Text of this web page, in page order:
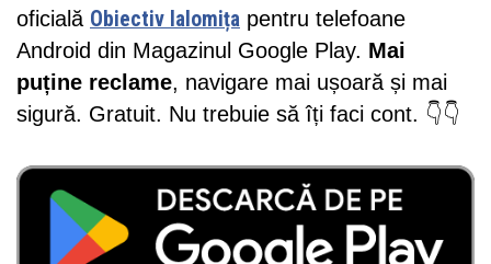
oficială Obiectiv Ialomița pentru telefoane
Android din Magazinul Google Play. Mai
puține reclame, navigare mai ușoară și mai
sigură. Gratuit. Nu trebuie să îți faci cont. 👇👇